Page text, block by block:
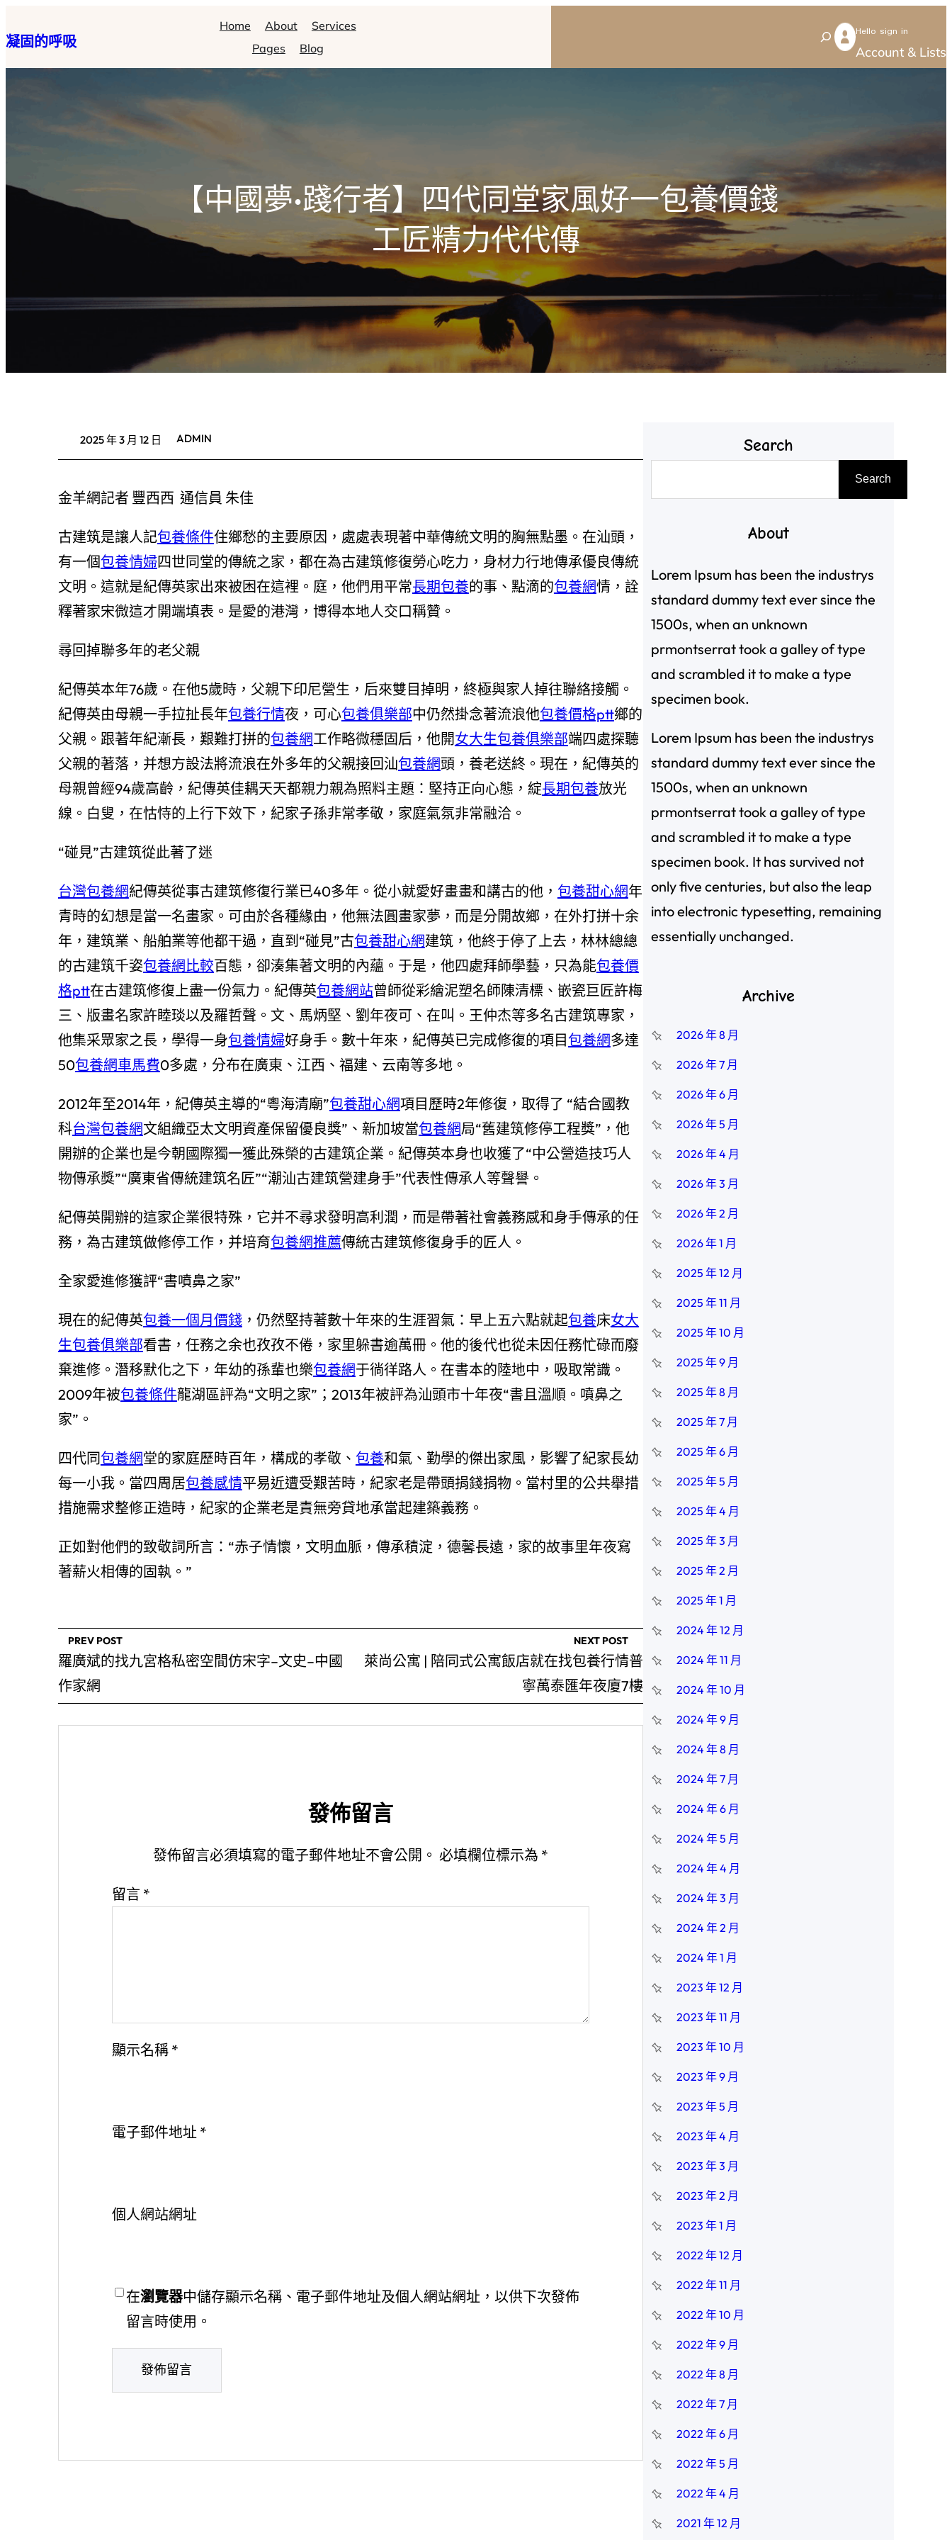
至
主
凝固的呼吸
Home About
Services
Pages
Blog
S
e
Hello sign in
Account & Lists
【中國夢•踐行者】四代同堂家風好一包養價錢
工匠精力代代傳
2025 年 3 月 12 日 ADMIN
金羊網記者 豐西西 通信員 朱佳
古建筑是讓人記包養條件住鄉愁的主要原因，處處表現著中華傳統文明的胸無點墨。在汕頭，
有一個包養情婦四世同堂的傳統之家，都在為古建筑修復勞心吃力，身材力行地傳承優良傳統
文明。這就是紀傳英家出來被困在這裡。庭，他們用平常長期包養的事、點滴的包養網情，詮
釋著家宋微這才開端填表。是愛的港灣，博得本地人交口稱贊。
尋回掉聯多年的老父親
紀傳英本年76歲。在他5歲時，父親下印尼營生，后來雙目掉明，終極與家人掉往聯絡接觸。
紀傳英由母親一手拉扯長年包養行情夜，可心包養俱樂部中仍然掛念著流浪他包養價格ptt鄉的
父親。跟著年紀漸長，艱難打拼的包養網工作略微穩固后，他開女大生包養俱樂部端四處探聽
父親的著落，并想方設法將流浪在外多年的父親接回汕包養網頭，養老送終。現在，紀傳英的
母親曾經94歲高齡，紀傳英佳耦天天都親力親為照料主題：堅持正向心態，綻長期包養放光
線。白叟，在怙恃的上行下效下，紀家子孫非常孝敬，家庭氣氛非常融洽。
“碰見”古建筑從此著了迷
台灣包養網紀傳英從事古建筑修復行業已40多年。從小就愛好畫畫和講古的他， 包養甜心網年
青時的幻想是當一名畫家。可由於各種緣由，他無法圓畫家夢，而是分開故鄉，在外打拼十余
年，建筑業、船舶業等他都干過，直到“碰見”古包養甜心網建筑，他終于停了上去，林林總總
的古建筑千姿包養網比較百態，卻湊集著文明的內蘊。于是，他四處拜師學藝，只為能包養價
格ptt在古建筑修復上盡一份氣力。紀傳英包養網站曾師從彩繪泥塑名師陳清標、嵌瓷巨匠許梅
三、版畫名家許睦琰以及羅哲聲。文、馬炳堅、劉年夜可、在叫。王仲杰等多名古建筑專家，
他集采眾家之長，學得一身包養情婦好身手。數十年來，紀傳英已完成修復的項目包養網多達
50包養網車馬費0多處，分布在廣東、江西、福建、云南等多地。
2012年至2014年，紀傳英主導的“粵海清廟”包養甜心網項目歷時2年修復，取得了 “結合國教
科台灣包養網文組織亞太文明資產保留優良獎”、新加坡當包養網局“舊建筑修停工程獎”，他
開辦的企業也是今朝國際獨一獲此殊榮的古建筑企業。紀傳英本身也收獲了“中公營造技巧人
物傳承獎”“廣東省傳統建筑名匠”“潮汕古建筑營建身手”代表性傳承人等聲譽。
紀傳英開辦的這家企業很特殊，它并不尋求發明高利潤，而是帶著社會義務感和身手傳承的任
務，為古建筑做修停工作，并培育包養網推薦傳統古建筑修復身手的匠人。
全家愛進修獲評“書噴鼻之家”
現在的紀傳英包養一個月價錢，仍然堅持著數十年來的生涯習氣：早上五六點就起包養床女大
生包養俱樂部看書，任務之余也孜孜不倦，家里躲書逾萬冊。他的後代也從未因任務忙碌而廢
棄進修。潛移默化之下，年幼的孫輩也樂包養網于徜徉路人。在書本的陸地中，吸取常識。
2009年被包養條件龍湖區評為“文明之家”；2013年被評為汕頭市十年夜“書且溫順。噴鼻之
家”。
四代同包養網堂的家庭歷時百年，構成的孝敬、 包養和氣、勤學的傑出家風，影響了紀家長幼
每一小我。當四周居包養感情平易近遭受艱苦時，紀家老是帶頭捐錢捐物。當村里的公共舉措
措施需求整修正造時，紀家的企業老是責無旁貸地承當起建築義務。
正如對他們的致敬詞所言：“赤子情懷，文明血脈，傳承積淀，德馨長遠，家的故事里年夜寫
著薪火相傳的固執。”
PREV POST
羅廣斌的找九宮格私密空間仿宋字–文史–中國
作家網
NEXT POST
萊尚公寓 | 陪同式公寓飯店就在找包養行情普
寧萬泰匯年夜廈7樓
發佈留言
發佈留言必須填寫的電子郵件地址不會公開。 必填欄位標示為 *
留言 *
顯示名稱 *
電子郵件地址 *
個人網站網址
在瀏覽器中儲存顯示名稱、電子郵件地址及個人網站網址，以供下次發佈
留言時使用。
Search
尋
Search
About
Lorem Ipsum has been the industrys
standard dummy text ever since the
1500s, when an unknown
prmontserrat took a galley of type
and scrambled it to make a type
specimen book.
Lorem Ipsum has been the industrys
standard dummy text ever since the
1500s, when an unknown
prmontserrat took a galley of type
and scrambled it to make a type
specimen book. It has survived not
only five centuries, but also the leap
into electronic typesetting, remaining
essentially unchanged.
Archive
2026 年 8 月
2026 年 7 月
2026 年 6 月
2026 年 5 月
2026 年 4 月
2026 年 3 月
2026 年 2 月
2026 年 1 月
2025 年 12 月
2025 年 11 月
2025 年 10 月
2025 年 9 月
2025 年 8 月
2025 年 7 月
2025 年 6 月
2025 年 5 月
2025 年 4 月
2025 年 3 月
2025 年 2 月
2025 年 1 月
2024 年 12 月
2024 年 11 月
2024 年 10 月
2024 年 9 月
2024 年 8 月
2024 年 7 月
2024 年 6 月
2024 年 5 月
2024 年 4 月
2024 年 3 月
2024 年 2 月
2024 年 1 月
2023 年 12 月
2023 年 11 月
2023 年 10 月
2023 年 9 月
2023 年 5 月
2023 年 4 月
2023 年 3 月
2023 年 2 月
2023 年 1 月
2022 年 12 月
2022 年 11 月
2022 年 10 月
2022 年 9 月
2022 年 8 月
2022 年 7 月
2022 年 6 月
2022 年 5 月
2022 年 4 月
2021 年 12 月